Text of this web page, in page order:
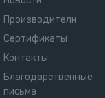
Производители
Сертификаты
Контакты
Благодарственные
письма